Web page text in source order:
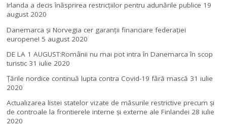
Irlanda a decis înăsprirea restricțiilor pentru adunările publice 19
august 2020
Danemarca și Norvegia cer garanții financiare federației
europene! 5 august 2020
DE LA 1 AUGUST:Românii nu mai pot intra în Danemarca în scop
turistic 31 iulie 2020
Țările nordice continuă lupta contra Covid-19 fără mască 31 iulie
2020
Actualizarea listei statelor vizate de măsurile restrictive precum și
de controale la frontierele interne și externe ale Finlandei 28 iulie
2020